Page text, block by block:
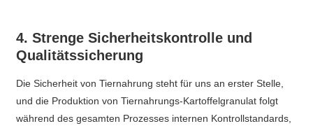
4. Strenge Sicherheitskontrolle und
Qualitätssicherung
Die Sicherheit von Tiernahrung steht für uns an erster Stelle,
und die Produktion von Tiernahrungs-Kartoffelgranulat folgt
während des gesamten Prozesses internen Kontrollstandards,